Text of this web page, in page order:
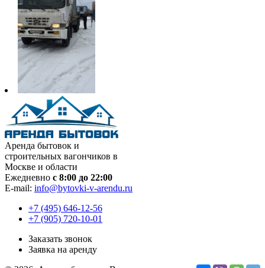
Аренда бытовок и
строительных вагончиков в
Москве и области
Ежедневно с 8:00 до 22:00
E-mail: info@bytovki-v-arendu.ru
+7 (495) 646-12-56
+7 (905) 720-10-01
Заказать звонок
Заявка на аренду